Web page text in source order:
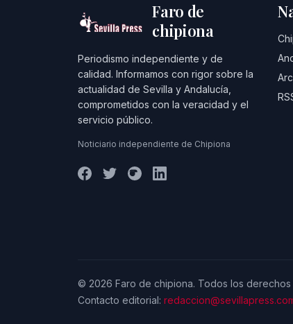
Faro de
chipiona
Periodismo independiente y de
calidad. Informamos con rigor sobre la
actualidad de Sevilla y Andalucía,
comprometidos con la veracidad y el
servicio público.
Noticiario independiente de Chipiona
© 2026 Faro de chipiona. Todos los derechos
Contacto editorial: